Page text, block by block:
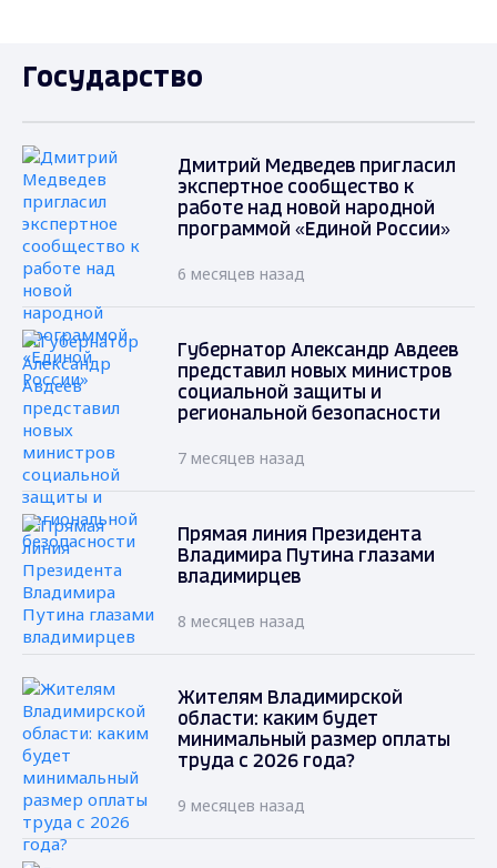
Государство
Дмитрий Медведев пригласил
экспертное сообщество к
работе над новой народной
программой «Единой России»
6 месяцев назад
Губернатор Александр Авдеев
представил новых министров
социальной защиты и
региональной безопасности
7 месяцев назад
Прямая линия Президента
Владимира Путина глазами
владимирцев
8 месяцев назад
Жителям Владимирской
области: каким будет
минимальный размер оплаты
труда с 2026 года?
9 месяцев назад